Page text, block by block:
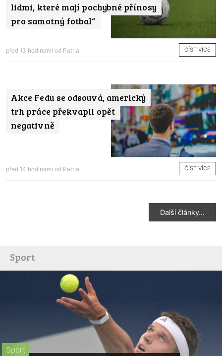
lidmi, které mají pochybné přínosy
pro samotný fotbal“
před 13 hodinami od Patria ČÍST VÍCE
Akce Fedu se odsouvá, americký
trh práce překvapil opět
negativně
před 14 hodinami od Patria ČÍST VÍCE
Další články…
Sport
Sport